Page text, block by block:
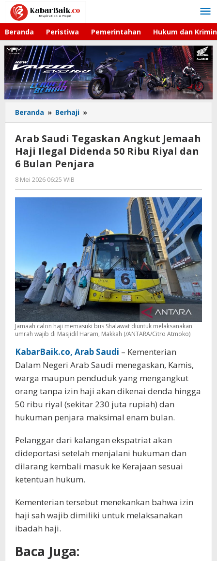
Lewati
konten
Beranda Peristiwa Pemerintahan Hukum dan
Beranda » Berhaji »
Saudi
Tegaskan
Angkut
Jemaah
Haji
6
Bulan
Penjara
Arab Saudi Tegaskan Angkut Jemaah
Haji Ilegal Didenda 50 Ribu Riyal dan
6 Bulan Penjara
8 Mei 2026 06:25 WIB
Imam
WD
Jamaah calon haji memasuki bus Shalawat diuntuk melaksanakan
umrah wajib di Masjidil Haram, Makkah (/ANTARA/Citro Atmoko)
KabarBaik.co, Arab Saudi – Kementerian
Dalam Negeri Arab Saudi menegaskan, Kamis,
warga maupun penduduk yang mengangkut
orang tanpa izin haji akan dikenai denda hingga
50 ribu riyal (sekitar 230 juta rupiah) dan
hukuman penjara maksimal enam bulan.
Pelanggar dari kalangan ekspatriat akan
dideportasi setelah menjalani hukuman dan
dilarang kembali masuk ke Kerajaan sesuai
ketentuan hukum.
Kementerian tersebut menekankan bahwa izin
haji sah wajib dimiliki untuk melaksanakan
ibadah haji.
Baca Juga: